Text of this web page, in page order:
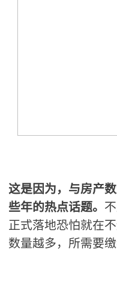
这是因为，与房产
些年的热点话题。
正式落地恐怕就在
数量越多，所需要